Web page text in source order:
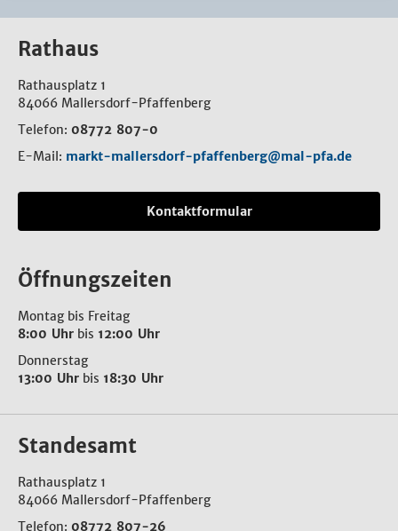
Rathaus
Rathausplatz 1
84066 Mallersdorf-Pfaffenberg
Telefon: 08772 807-0
E-Mail: markt-mallersdorf-pfaffenberg@mal-pfa.de
Kontaktformular
Öffnungszeiten
Montag bis Freitag
8:00 Uhr bis 12:00 Uhr
Donnerstag
13:00 Uhr bis 18:30 Uhr
Standesamt
Rathausplatz 1
84066 Mallersdorf-Pfaffenberg
Telefon: 08772 807-26